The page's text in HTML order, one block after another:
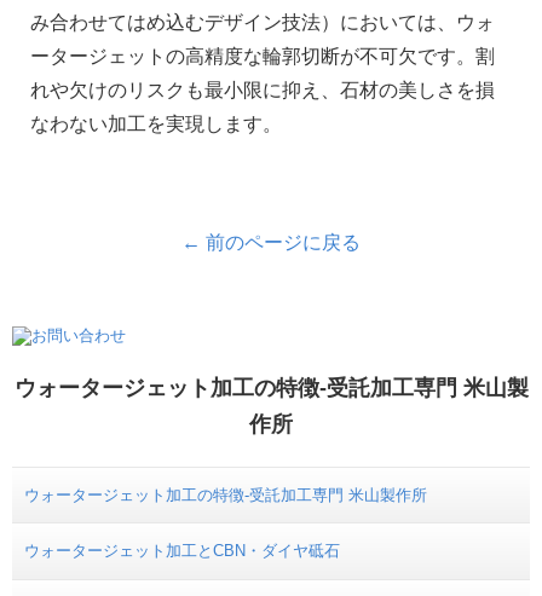
み合わせてはめ込むデザイン技法）においては、ウォ
ータージェットの高精度な輪郭切断が不可欠です。割
れや欠けのリスクも最小限に抑え、石材の美しさを損
なわない加工を実現します。
← 前のページに戻る
ウォータージェット加工の特徴-受託加工専門 米山製
作所
ウォータージェット加工の特徴-受託加工専門 米山製作所
ウォータージェット加工とCBN・ダイヤ砥石